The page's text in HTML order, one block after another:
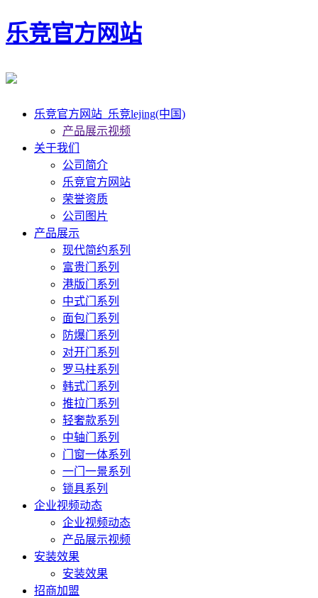
乐竞官方网站
乐竞官方网站_乐竞lejing(中国)
产品展示视频
关于我们
公司简介
乐竞官方网站
荣誉资质
公司图片
产品展示
现代简约系列
富贵门系列
港版门系列
中式门系列
面包门系列
防爆门系列
对开门系列
罗马柱系列
韩式门系列
推拉门系列
轻奢款系列
中轴门系列
门窗一体系列
一门一景系列
锁具系列
企业视频动态
企业视频动态
产品展示视频
安装效果
安装效果
招商加盟